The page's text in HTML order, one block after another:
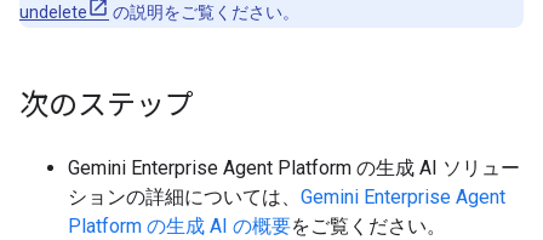
undelete
の説明をご覧ください。
次のステップ
Gemini Enterprise Agent Platform の生成 AI ソリュー
ションの詳細については、 Gemini Enterprise Agent
Platform の生成 AI の概要をご覧ください。